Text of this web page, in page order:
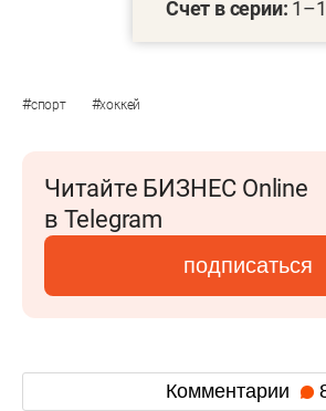
Счет в серии:
#спорт #хоккей
Читайте БИЗНЕС Online
в Telegram
подписаться
Комментарии